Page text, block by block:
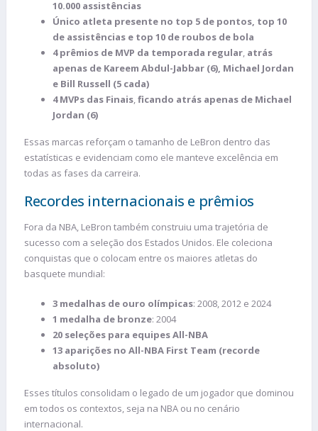
10.000 assistências
Único atleta presente no top 5 de pontos, top 10
de assistências e top 10 de roubos de bola
4 prêmios de MVP da temporada regular, atrás
apenas de Kareem Abdul-Jabbar (6), Michael Jordan
e Bill Russell (5 cada)
4 MVPs das Finais,ficando atrás apenas de Michael
Jordan (6)
Essas marcas reforçam o tamanho de LeBron dentro das
estatísticas e evidenciam como ele manteve excelência em
todas as fases da carreira.
Recordes internacionais e prêmios
Fora da NBA, LeBron também construiu uma trajetória de
sucesso com a seleção dos Estados Unidos. Ele coleciona
conquistas que o colocam entre os maiores atletas do
basquete mundial:
3 medalhas de ouro olímpicas: 2008, 2012 e 2024
1 medalha de bronze: 2004
20 seleções para equipes All-NBA
13 aparições no All-NBA First Team (recorde
absoluto)
Esses títulos consolidam o legado de um jogador que dominou
em todos os contextos, seja na NBA ou no cenário
internacional.